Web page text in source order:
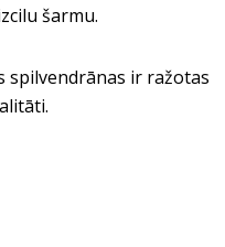
šarmu.
spilvendrānas ir ražotas